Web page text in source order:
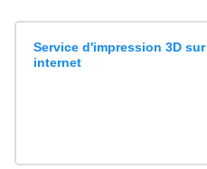
Service d'impression 3D sur
internet